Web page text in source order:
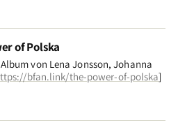
of Polska
von Lena Jonsson, Johanna
bfan.link/the-power-of-polska]